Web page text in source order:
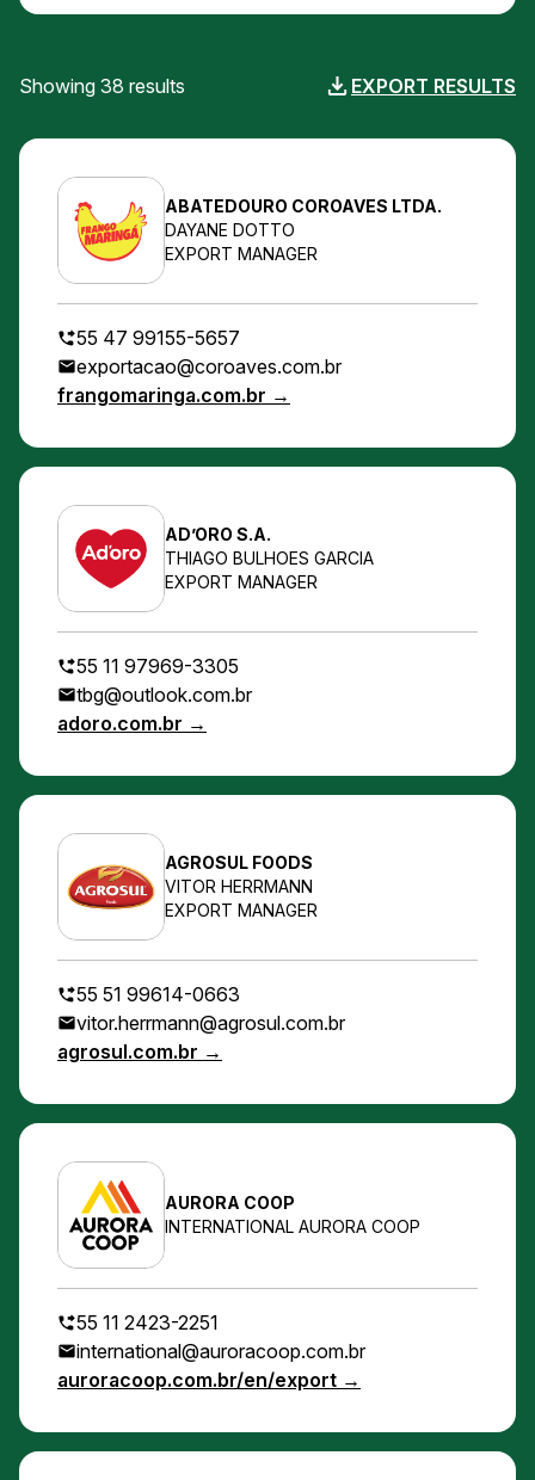
Showing 38 results EXPORT RESULTS
ABATEDOURO COROAVES LTDA.
DAYANE DOTTO
EXPORT MANAGER
55 47 99155-5657
exportacao@coroaves.com.br
frangomaringa.com.br →
AD’ORO S.A.
THIAGO BULHOES GARCIA
EXPORT MANAGER
55 11 97969-3305
tbg@outlook.com.br
adoro.com.br →
AGROSUL FOODS
VITOR HERRMANN
EXPORT MANAGER
55 51 99614-0663
vitor.herrmann@agrosul.com.br
agrosul.com.br →
AURORA COOP
INTERNATIONAL AURORA COOP
55 11 2423-2251
international@auroracoop.com.br
auroracoop.com.br/en/export →